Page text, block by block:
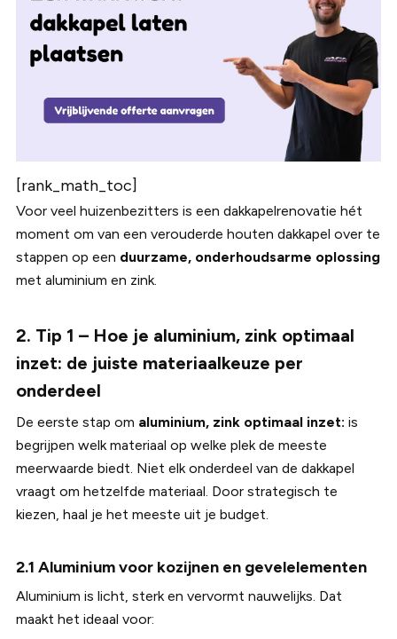
[rank_math_toc]
Voor veel huizenbezitters is een dakkapelrenovatie hét
moment om van een verouderde houten dakkapel over te
stappen op een duurzame, onderhoudsarme oplossing
met aluminium en zink.
2. Tip 1 – Hoe je aluminium, zink optimaal
inzet: de juiste materiaalkeuze per
onderdeel
De eerste stap om aluminium, zink optimaal inzet: is
begrijpen welk materiaal op welke plek de meeste
meerwaarde biedt. Niet elk onderdeel van de dakkapel
vraagt om hetzelfde materiaal. Door strategisch te
kiezen, haal je het meeste uit je budget.
2.1 Aluminium voor kozijnen en gevelelementen
Aluminium is licht, sterk en vervormt nauwelijks. Dat
maakt het ideaal voor: